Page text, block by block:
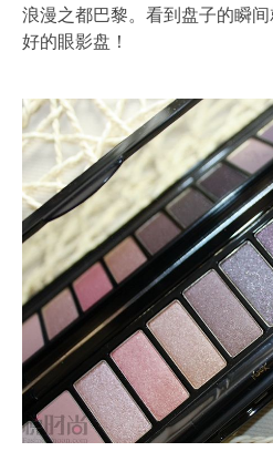
浪漫之都巴黎。看到盘子的瞬
好的眼影盘！